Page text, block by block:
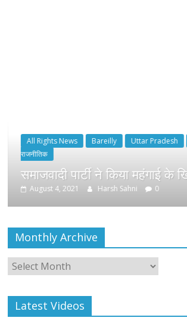
All Rights News Bareilly Uttar Pradesh
राजनीतिक
समाजवादी पार्टी ने किया महंगाई के
August 4, 2021 Harsh Sahni 0
Monthly Archive
Monthly
Archive
Latest Videos